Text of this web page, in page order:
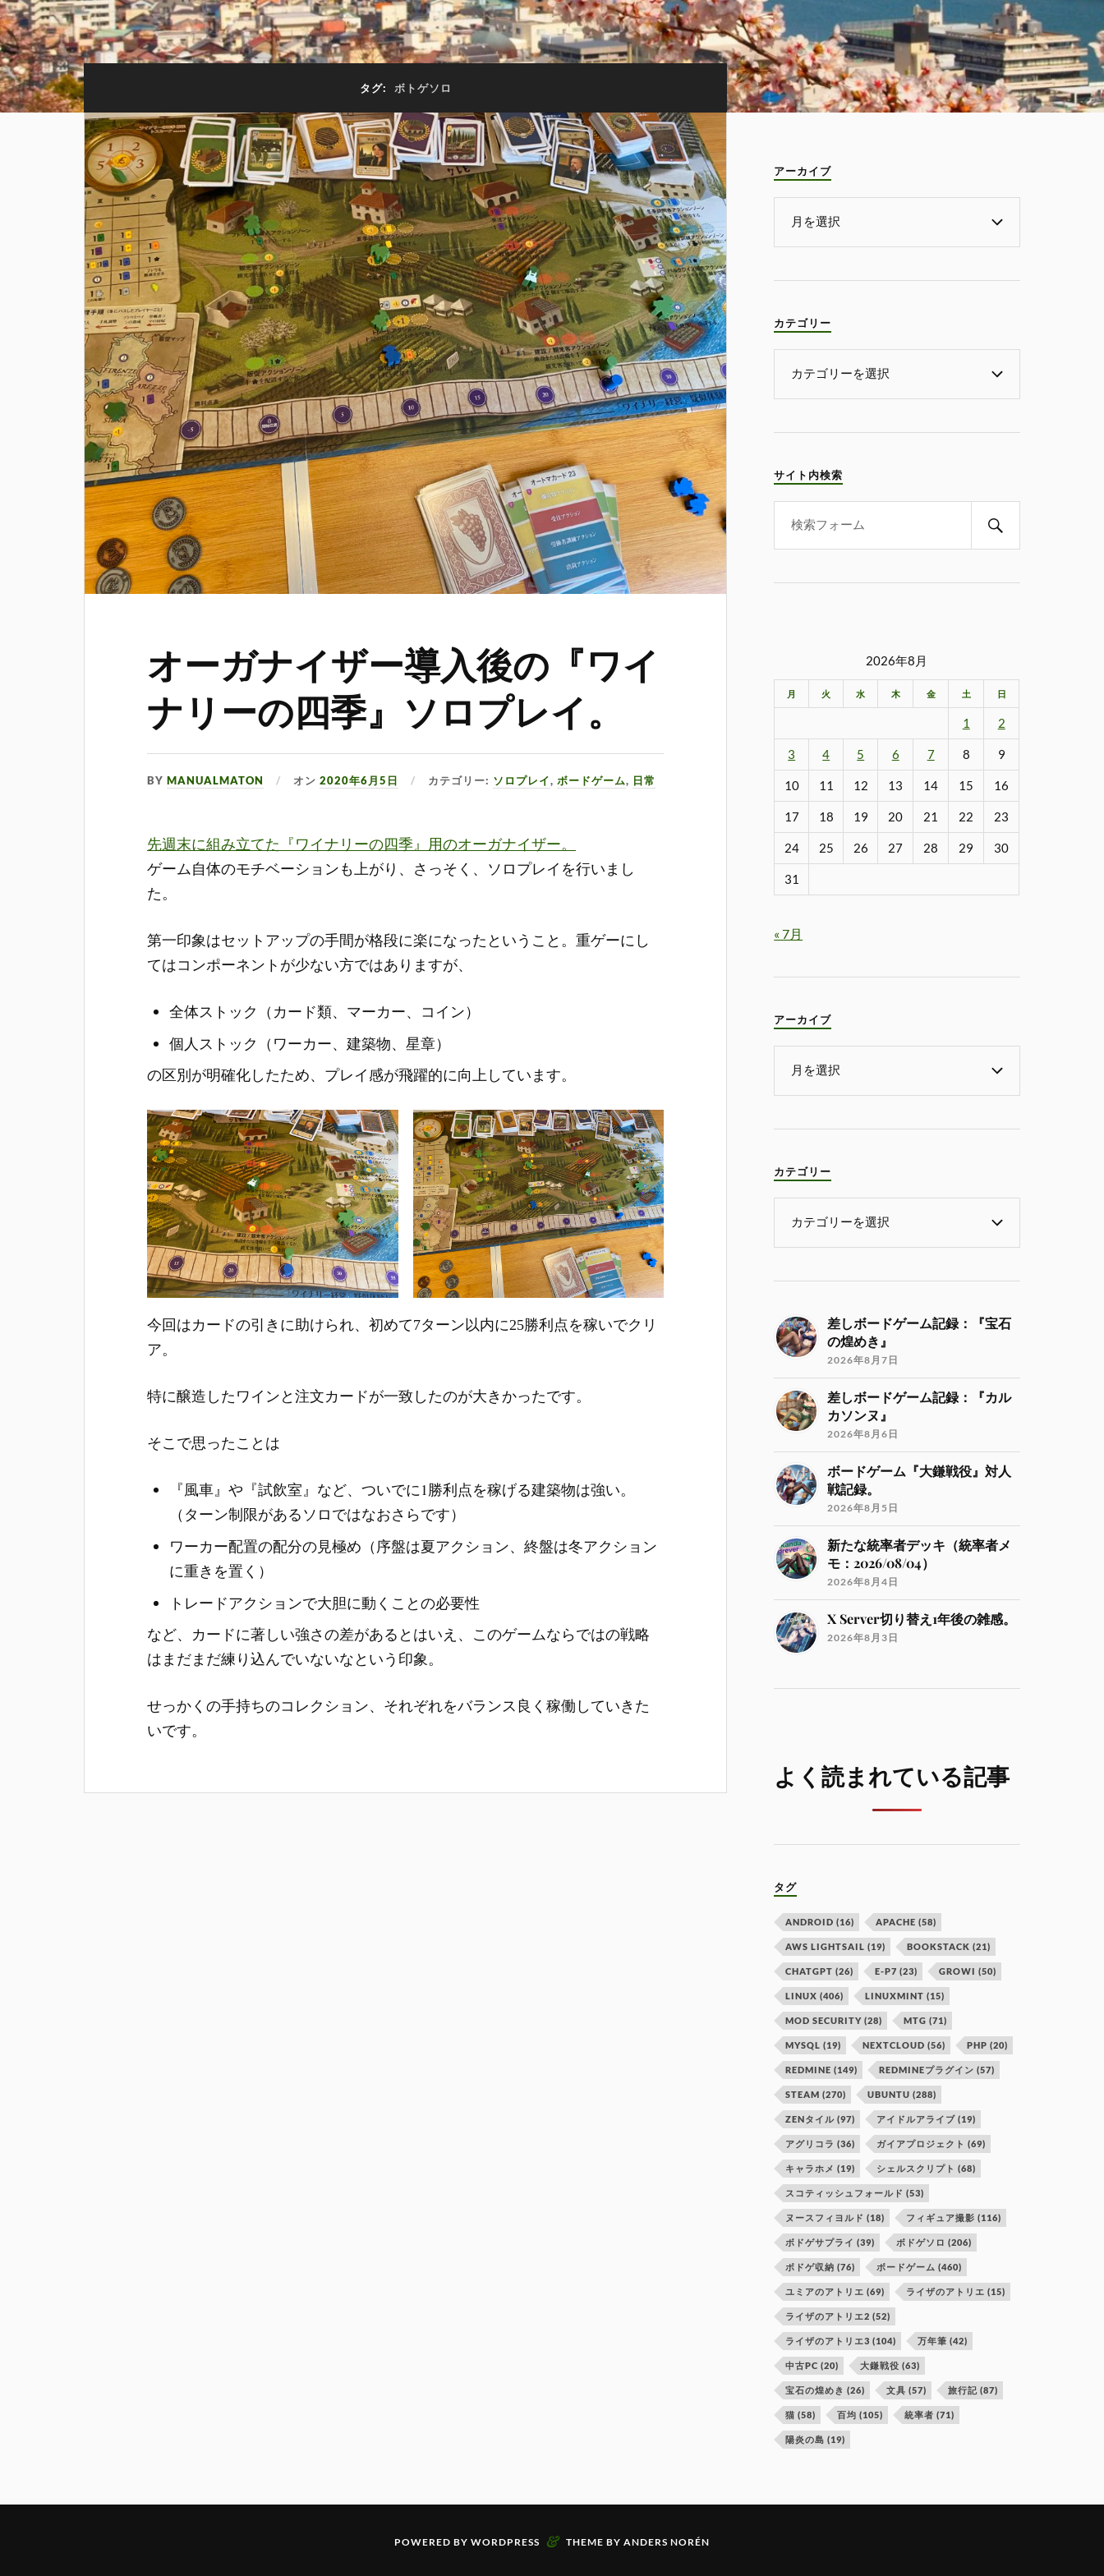
タグ: ボトゲソロ
オーガナイザー導入後の『ワイ
ナリーの四季』ソロプレイ。
BYMANUALMATON オン2020年6月5日 カテゴリー: ソロプレイ, ボードゲーム, 日常
先週末に組み立てた『ワイナリーの四季』用のオーガナイザー。
ゲーム自体のモチベーションも上がり、さっそく、ソロプレイを行いまし
た。
第一印象はセットアップの手間が格段に楽になったということ。重ゲーにし
てはコンポーネントが少ない方ではありますが、
全体ストック（カード類、マーカー、コイン）
個人ストック（ワーカー、建築物、星章）
の区別が明確化したため、プレイ感が飛躍的に向上しています。
今回はカードの引きに助けられ、初めて7ターン以内に25勝利点を稼いでクリ
ア。
特に醸造したワインと注文カードが一致したのが大きかったです。
そこで思ったことは
『風車』や『試飲室』など、ついでに1勝利点を稼げる建築物は強い。
（ターン制限があるソロではなおさらです）
ワーカー配置の配分の見極め（序盤は夏アクション、終盤は冬アクション
に重きを置く）
トレードアクションで大胆に動くことの必要性
など、カードに著しい強さの差があるとはいえ、このゲームならではの戦略
はまだまだ練り込んでいないなという印象。
せっかくの手持ちのコレクション、それぞれをバランス良く稼働していきた
いです。
アーカイブ
カテゴリー
サイト内検索
2026年8月
月 火 水 木 金 土 日
1 2
3 4 5 6 7 8 9
10 11 12 13 14 15 16
17 18 19 20 21 22 23
24 25 26 27 28 29 30
31
« 7月
アーカイブ
カテゴリー
差しボードゲーム記録：『宝石
の煌めき』
2026年8月7日
差しボードゲーム記録：『カル
カソンヌ』
2026年8月6日
ボードゲーム『大鎌戦役』対人
戦記録。
2026年8月5日
新たな統率者デッキ（統率者メ
モ：2026/08/04）
2026年8月4日
X Server切り替え1年後の雑感。
2026年8月3日
よく読まれている記事
タグ
ANDROID (16) APACHE (58)
AWS LIGHTSAIL (19) BOOKSTACK (21)
CHATGPT (26) E-P7 (23) GROWI (50)
LINUX (406) LINUXMINT (15)
MOD SECURITY (28) MTG (71)
MYSQL (19) NEXTCLOUD (56) PHP (20)
REDMINE (149) REDMINEプラグイン (57)
STEAM (270) UBUNTU (288)
ZENタイル (97) アイドルアライブ (19)
アグリコラ (36) ガイアプロジェクト (69)
キャラホメ (19) シェルスクリプト (68)
スコティッシュフォールド (53)
ヌースフィヨルド (18) フィギュア撮影 (116)
ボドゲサプライ (39) ボドゲソロ (206)
ボドゲ収納 (76) ボードゲーム (460)
ユミアのアトリエ (69) ライザのアトリエ (15)
ライザのアトリエ2 (52)
ライザのアトリエ3 (104) 万年筆 (42)
中古PC (20) 大鎌戦役 (63)
宝石の煌めき (26) 文具 (57) 旅行記 (87)
猫 (58) 百均 (105) 統率者 (71)
陽炎の島 (19)
POWERED BY WORDPRESS & THEME BY ANDERS NORÉN